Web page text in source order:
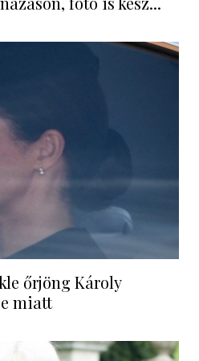
őrjöng Károly
miatt